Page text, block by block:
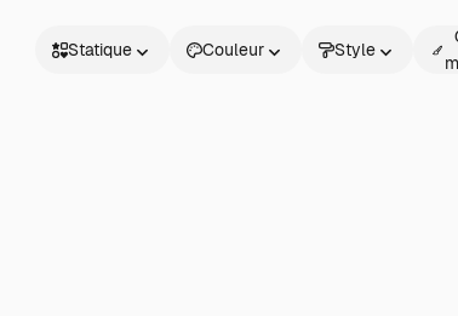
Statique Couleur Style